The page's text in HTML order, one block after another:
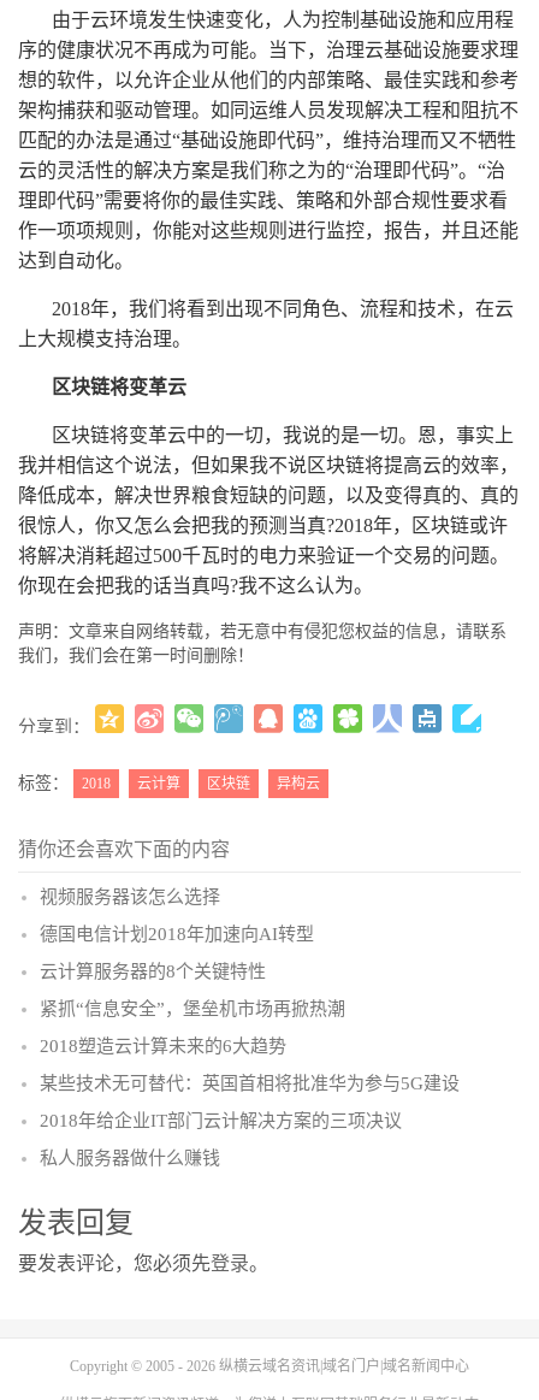
由于云环境发生快速变化，人为控制基础设施和应用程
序的健康状况不再成为可能。当下，治理云基础设施要求理
想的软件，以允许企业从他们的内部策略、最佳实践和参考
架构捕获和驱动管理。如同运维人员发现解决工程和阻抗不
匹配的办法是通过“基础设施即代码”，维持治理而又不牺牲
云的灵活性的解决方案是我们称之为的“治理即代码”。“治
理即代码”需要将你的最佳实践、策略和外部合规性要求看
作一项项规则，你能对这些规则进行监控，报告，并且还能
达到自动化。
2018年，我们将看到出现不同角色、流程和技术，在云
上大规模支持治理。
区块链将变革云
区块链将变革云中的一切，我说的是一切。恩，事实上
我并相信这个说法，但如果我不说区块链将提高云的效率，
降低成本，解决世界粮食短缺的问题，以及变得真的、真的
很惊人，你又怎么会把我的预测当真?2018年，区块链或许
将解决消耗超过500千瓦时的电力来验证一个交易的问题。
你现在会把我的话当真吗?我不这么认为。
声明：文章来自网络转载，若无意中有侵犯您权益的信息，请联系
我们，我们会在第一时间删除！
分享到：
标签： 2018 云计算 区块链 异构云
猜你还会喜欢下面的内容
视频服务器该怎么选择
德国电信计划2018年加速向AI转型
云计算服务器的8个关键特性
紧抓“信息安全”，堡垒机市场再掀热潮
2018塑造云计算未来的6大趋势
某些技术无可替代：英国首相将批准华为参与5G建设
2018年给企业IT部门云计解决方案的三项决议
私人服务器做什么赚钱
发表回复
要发表评论，您必须先登录。
Copyright © 2005 - 2026 纵横云域名资讯|域名门户|域名新闻中心